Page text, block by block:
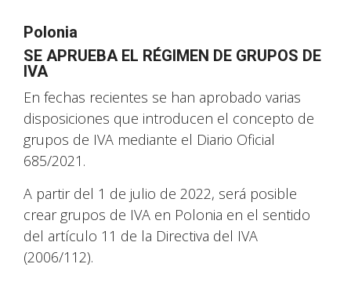
Polonia
SE APRUEBA EL RÉGIMEN DE GRUPOS DE
IVA
En fechas recientes se han aprobado varias
disposiciones que introducen el concepto de
grupos de IVA mediante el Diario Oficial
685/2021.
A partir del 1 de julio de 2022, será posible
crear grupos de IVA en Polonia en el sentido
del artículo 11 de la Directiva del IVA
(2006/112).